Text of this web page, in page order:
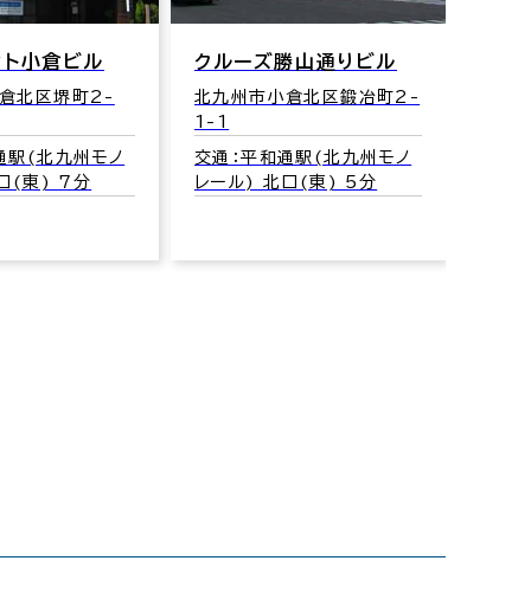
小倉ビル
北区堺町2-
駅(北九州モノ
(東) 7分
クルーズ勝山通りビル
北九州市小倉北区鍛冶町2-
1-1
交通：平和通駅(北九州モノ
レール) 北口(東) 5分